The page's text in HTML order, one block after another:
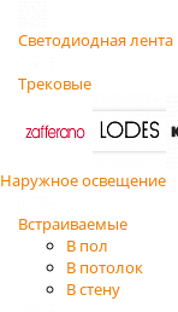
Светодиодная лента
Трековые
Наружное освещение
Встраиваемые
В пол
В потолок
В стену